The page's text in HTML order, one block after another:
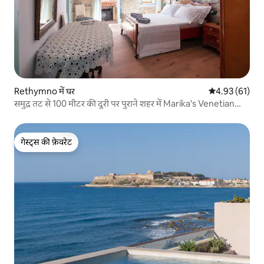
Rethymno में घर औसत रेटिंग 5 में
4.93 (61)
समुद्र तट से 100 मीटर की दूरी पर पुराने शहर में Marika's Venetian
गेस्ट्स की फ़ेवरेट
गेस्ट्स की फ़ेवरेट